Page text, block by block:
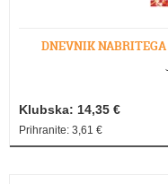
DNEVNIK NABRITEGA
Klubska: 14,35 €
Prihranite: 3,61 €